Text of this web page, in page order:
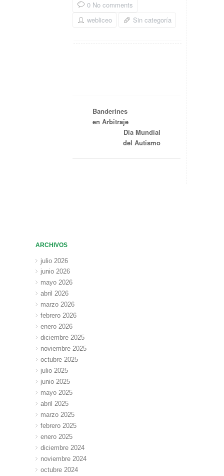
0 No comments
webliceo
Sin categoría
Banderines
en Arbitraje
Día Mundial
del Autismo
ARCHIVOS
julio 2026
junio 2026
mayo 2026
abril 2026
marzo 2026
febrero 2026
enero 2026
diciembre 2025
noviembre 2025
octubre 2025
julio 2025
junio 2025
mayo 2025
abril 2025
marzo 2025
febrero 2025
enero 2025
diciembre 2024
noviembre 2024
octubre 2024